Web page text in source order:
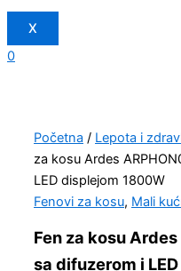
X
0
Početna / Lepota i
za kosu Ardes
LED displejom 1800W
Fenovi za kosu, Mali
Fen za kosu
sa difuzerom i